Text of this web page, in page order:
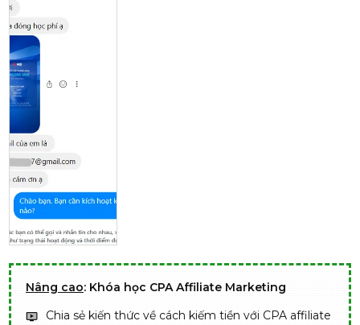
Nâng cao: Khóa học CPA Affiliate Marketing
Chia sẻ kiến thức về cách kiếm tiền với CPA affiliate